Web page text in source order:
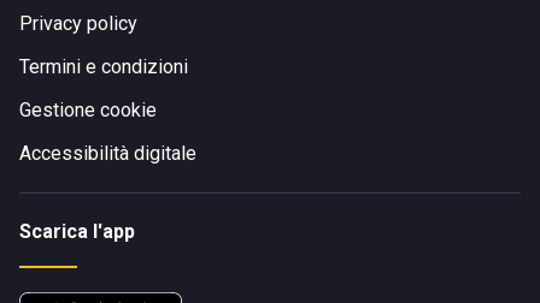
Privacy policy
Termini e condizioni
Gestione cookie
Accessibilità digitale
Scarica l'app